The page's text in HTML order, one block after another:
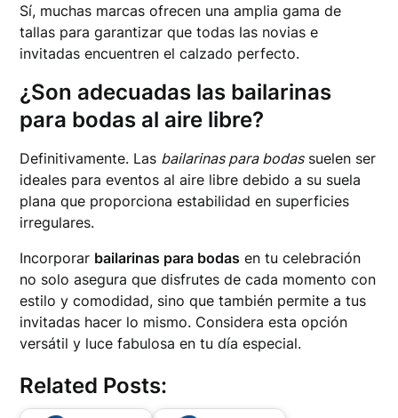
Sí, muchas marcas ofrecen una amplia gama de
tallas para garantizar que todas las novias e
invitadas encuentren el calzado perfecto.
¿Son adecuadas las bailarinas
para bodas al aire libre?
Definitivamente. Las bailarinas para bodassuelen ser
ideales para eventos al aire libre debido a su suela
plana que proporciona estabilidad en superficies
irregulares.
Incorporar bailarinas para bodas en tu celebración
no solo asegura que disfrutes de cada momento con
estilo y comodidad, sino que también permite a tus
invitadas hacer lo mismo. Considera esta opción
versátil y luce fabulosa en tu día especial.
Related Posts: